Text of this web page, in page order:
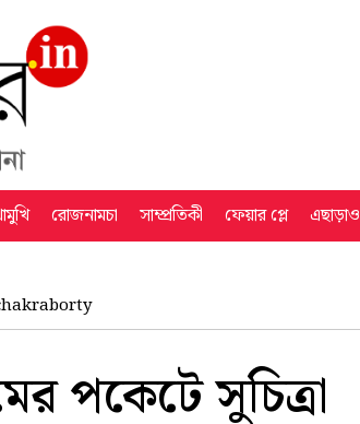
রোজনামচা সাম্প্রতিকী ফেয়ার প্লে এছাড়াও
পকেটে সুচিত্রা